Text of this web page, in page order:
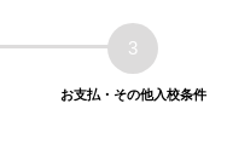
3
お支払・その他入校条件